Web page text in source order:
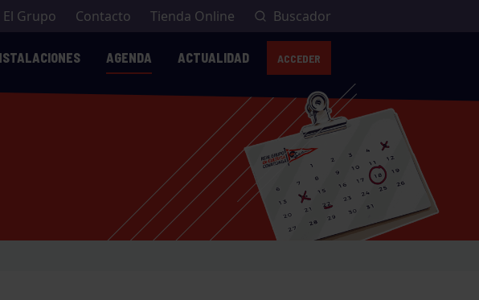
El Grupo Contacto Tienda Online Buscador
AGENDA ACTUALIDAD ACCEDER